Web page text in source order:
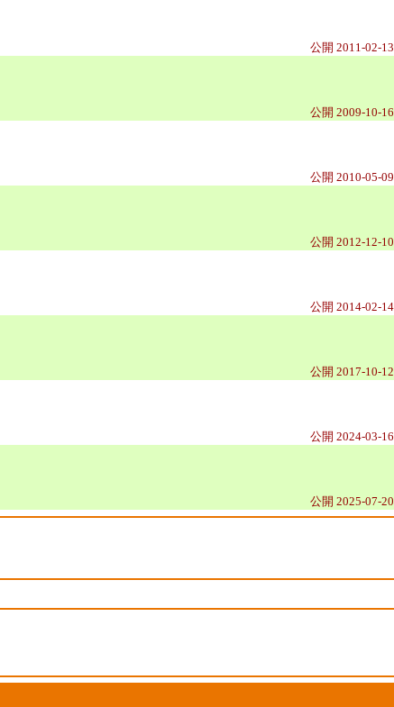
公開 2011-02-13
公開 2009-10-16
公開 2010-05-09
公開 2012-12-10
公開 2014-02-14
公開 2017-10-12
公開 2024-03-16
公開 2025-07-20